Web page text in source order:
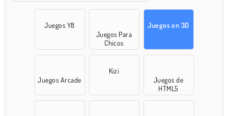
Juegos Y8
Juegos Para
Chicos
Juegos en 3D
Juegos Arcade
Kizi
Juegos de
HTML5